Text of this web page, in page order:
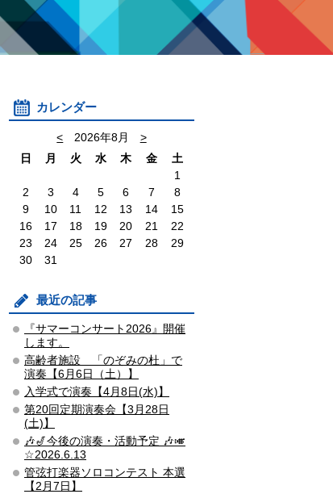
カレンダー
< 2026年8月
>
日
月 火 水 木 金
土
1
2
3 4 5 6 7
8
9
10 11 12 13 14
15
16
17 18 19 20 21
22
23
24 25 26 27 28
29
30
31
最近の記事
『サマーコンサート2026』開催
します。
高齢者施設 「のぞみの杜」で
演奏【6月6日（土）】
入学式で演奏【4月8日(水)】
第20回定期演奏会【3月28日
(土)】
🎶🎷今後の演奏・活動予定 🎶🎺
☆2026.6.13
管弦打楽器ソロコンテスト ​本選
【2月7日】